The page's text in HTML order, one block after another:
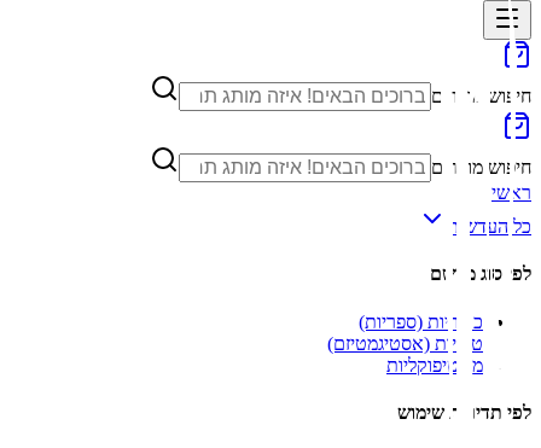
חיפוש מוצרים
חיפוש מוצרים
ראשי
כל העדשות
לפי סוג מרשם
כדוריות (ספריות)
טוריות (אסטיגמטיזם)
מולטיפוקליות
לפי תדירות שימוש